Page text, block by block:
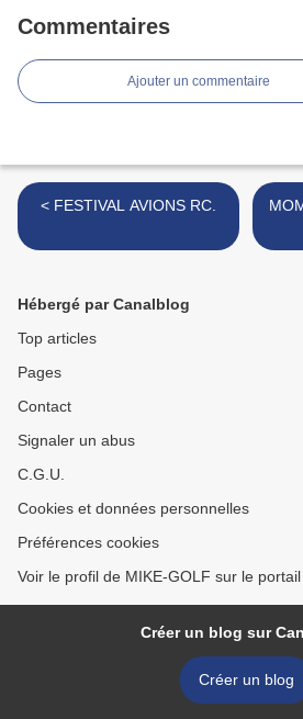
Commentaires
Ajouter un commentaire
< FESTIVAL AVIONS RC.
Hébergé par Canalblog
Top articles
Pages
Contact
Signaler un abus
C.G.U.
Cookies et données personnelles
Préférences cookies
Voir le profil de MIKE-GOLF sur le
Créer un blog sur
Créer un blog